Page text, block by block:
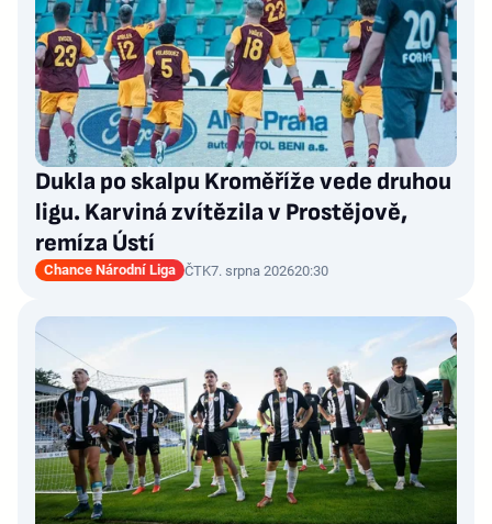
Dukla po skalpu Kroměříže vede druhou
ligu. Karviná zvítězila v Prostějově,
remíza Ústí
Chance Národní Liga ČTK7. srpna 202620:30